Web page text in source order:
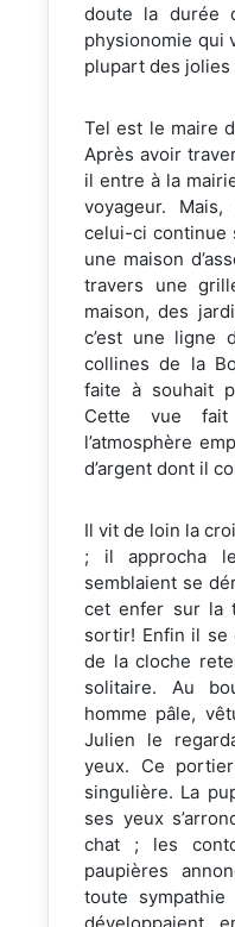
doute la durée
physionomie qui
plupart des jolies
Tel est le maire
Après avoir
il entre à la
voyageur.
celui-ci continue
une maison
travers une
maison, des
c’est une ligne
collines de la
faite à souhait
Cette vue fait
l’atmosphère
d’argent dont il
Il vit de loin la
; il approcha
semblaient se
cet enfer sur la
sortir! Enfin il se
de la cloche
solitaire. Au
homme pâle,
Julien le
yeux. Ce
singulière. La
ses yeux
chat ; les
paupières
toute